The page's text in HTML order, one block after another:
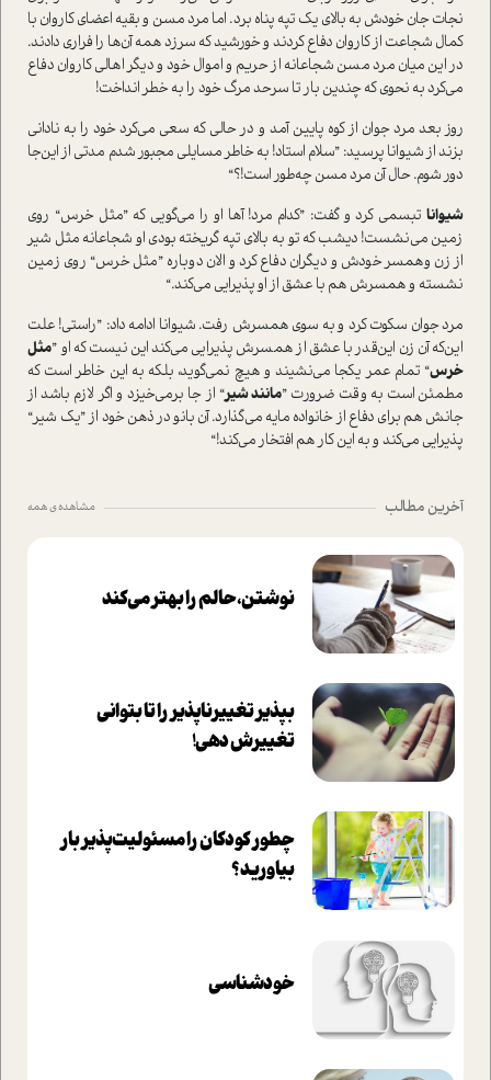
نجات جان خودش به بالای یک تپه پناه برد. اما مرد مسن و بقیه اعضای کاروان با
کمال شجاعت از کاروان دفاع کردند و خورشید که سرزد همه آن‌ها را فراری دادند.
در این میان مرد مسن شجاعانه از حریم و اموال خود و دیگر اهالی کاروان دفاع
می‌کرد به نحوی که چندین بار تا سرحد مرگ خود را به خطر انداخت!
روز بعد مرد جوان از کوه پايین آمد و در حالی که سعی می‌کرد خود را به نادانی
بزند از شیوانا پرسید: ”سلام استاد! به خاطر مسايلی مجبور شدم مدتی از این‌جا
دور شوم. حال آن مرد مسن چه‌طور است!؟“
شیوانا تبسمی کرد و گفت: ”کدام مرد! آها او را می‌گویی که ”مثل خرس“ روی
زمین می‌نشست! دیشب که تو به بالای تپه گریخته بودی او شجاعانه مثل شیر
از زن وهمسر خودش و دیگران دفاع کرد و الان دوباره ”مثل خرس“ روی زمین
نشسته و همسرش هم با عشق از او پذیرایی می‌کند.“
مرد جوان سکوت کرد و به سوی همسرش رفت. شیوانا ادامه داد: ”راستی! علت
این‌که آن زن این‌قدر با عشق از همسرش پذیرایی می‌کند این نیست که او ”مثل
خرس“ تمام عمر یکجا می‌نشیند و هیچ نمی‌گوید، بلکه به این خاطر است که
مطمئن است به وقت ضرورت ”مانند شیر“ از جا برمی‌خیزد و اگر لازم باشد از
جانش هم برای دفاع از خانواده مایه می‌گذارد. آن بانو در ذهن خود از ”یک شیر“
پذیرایی می‌کند و به این کار هم افتخار می‌کند!“
آخرین مطالب مشاهده ی همه
نوشتن، حالم را بهتر می‌کند
بپذير تغييرناپذير را تا بتواني
تغييرش دهي!‏
چطور کودکان را مسئولیت‌پذیر بار
بیاورید؟
خودشناسی